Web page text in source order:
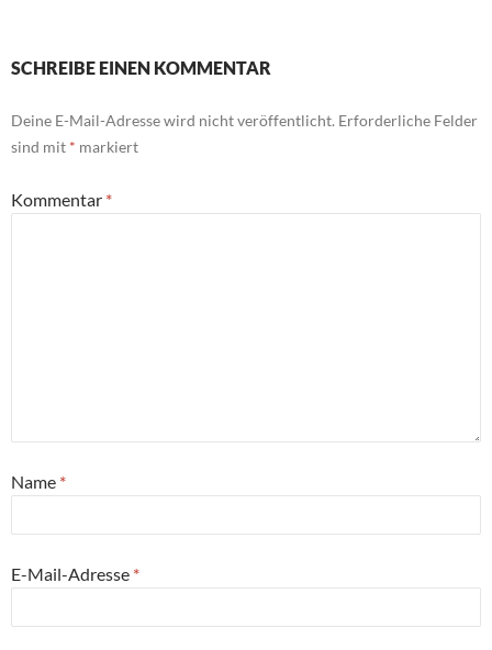
SCHREIBE EINEN KOMMENTAR
Deine E-Mail-Adresse wird nicht veröffentlicht. Erforderliche Felder
sind mit * markiert
Kommentar *
Name *
E-Mail-Adresse *